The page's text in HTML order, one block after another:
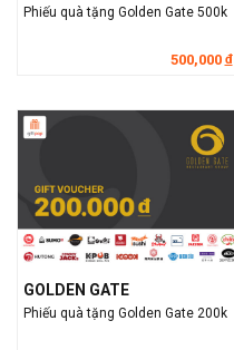
Phiếu quà tặng Golden Gate 500k
500,000 đ
GOLDEN GATE
Phiếu quà tặng Golden Gate 200k